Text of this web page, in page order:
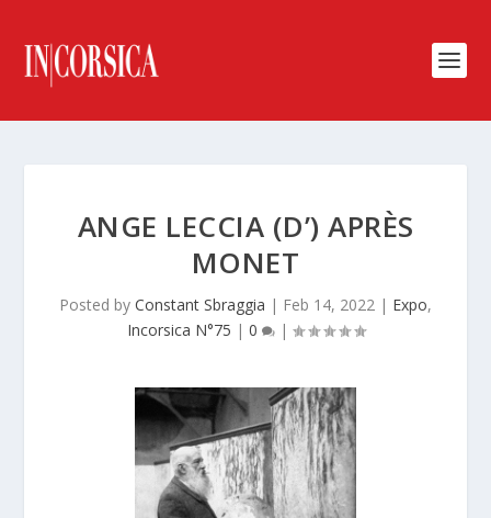
ANGE LECCIA (D’) APRÈS
MONET
Posted by Constant Sbraggia | Feb 14, 2022 | Expo,
Incorsica N°75 | 0 |